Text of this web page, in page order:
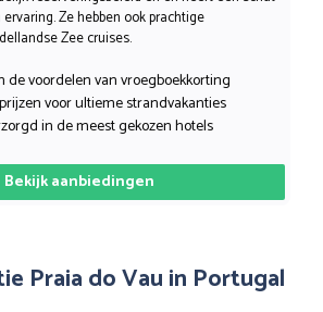
ervaring. Ze hebben ook prachtige
Zee cruises.
de voordelen van vroegboekkorting
voor ultieme strandvakanties
in de meest gekozen hotels
Bekijk aanbiedingen
Praia do Vau in Portugal